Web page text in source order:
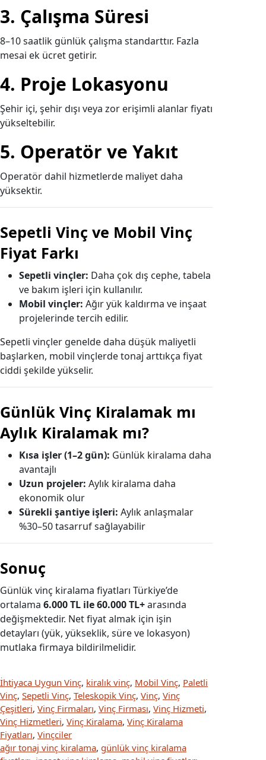
3. Çalışma Süresi
8–10 saatlik günlük çalışma standarttır. Fazla
mesai ek ücret getirir.
4. Proje Lokasyonu
Şehir içi, şehir dışı veya zor erişimli alanlar fiyatı
yükseltebilir.
5. Operatör ve Yakıt
Operatör dahil hizmetlerde maliyet daha
yüksektir.
Sepetli Vinç ve Mobil Vinç
Fiyat Farkı
Sepetli vinçler: Daha çok dış cephe, tabela
ve bakım işleri için kullanılır.
Mobil vinçler: Ağır yük kaldırma ve inşaat
projelerinde tercih edilir.
Sepetli vinçler genelde daha düşük maliyetli
başlarken, mobil vinçlerde tonaj arttıkça fiyat
ciddi şekilde yükselir.
Günlük Vinç Kiralamak mı
Aylık Kiralamak mı?
Kısa işler (1–2 gün): Günlük kiralama daha
avantajlı
Uzun projeler: Aylık kiralama daha
ekonomik olur
Sürekli şantiye işleri: Aylık anlaşmalar
%30–50 tasarruf sağlayabilir
Sonuç
Günlük vinç kiralama fiyatları Türkiye’de
ortalama 6.000 TL ile 60.000 TL+arasında
değişmektedir. Net fiyat almak için işin
detayları (yük, yükseklik, süre ve lokasyon)
mutlaka firmaya bildirilmelidir.
İhtiyaca Uygun Vinç, kiralık vinç, Mobil Vinç, Paletli
Vinç, Sepetli Vinç, Teleskopik Vinç, Vinç, Vinç
Çeşitleri, Vinç Firmaları, Vinç Firması, Vinç Hizmeti
Vinç Hizmetleri, Vinç Kiralama, Vinç Kiralama
Fiyatları, Vinçciler
ağır tonaj vinç kiralama, günlük vinç kiralama